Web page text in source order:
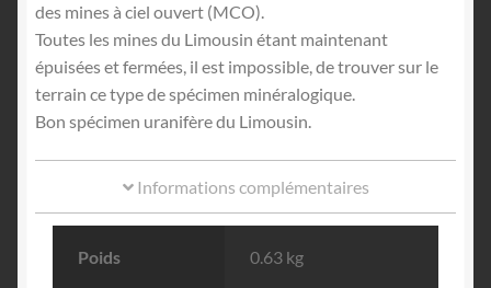
des mines à ciel ouvert (MCO).
Toutes les mines du Limousin étant maintenant
épuisées et fermées, il est impossible, de trouver sur le
terrain ce type de spécimen minéralogique.
Bon spécimen uranifère du Limousin.
Informations complémentaires
Poids 0.63 kg